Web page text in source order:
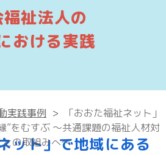
祉法人の
おける実践
実践事例 >
「おおた福祉ネット」
”をむすぶ 〜共通課題の福祉人材対
の取組みへ〜
ット」で地域にある